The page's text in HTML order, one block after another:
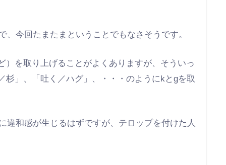
今回たまたまということでもなさそうです。
を取り上げることがよくありますが、そういっ
」、「吐く／ハグ」、・・・のようにkとgを取
和感が生じるはずですが、テロップを付けた人